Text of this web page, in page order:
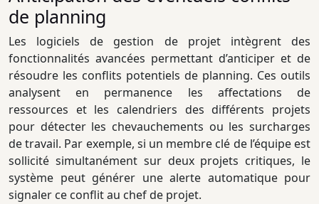
de planning
Les logiciels de gestion de projet intègrent des
fonctionnalités avancées permettant d’anticiper et de
résoudre les conflits potentiels de planning. Ces outils
analysent en permanence les affectations de
ressources et les calendriers des différents projets
pour détecter les chevauchements ou les surcharges
de travail. Par exemple, si un membre clé de l’équipe est
sollicité simultanément sur deux projets critiques, le
système peut générer une alerte automatique pour
signaler ce conflit au chef de projet.